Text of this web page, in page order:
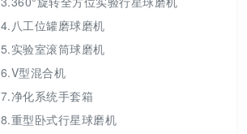
4.八工位罐磨球磨机
5.实验室滚筒球磨机
6.V型混合机
7.净化系统手套箱
8.重型卧式行星球磨机